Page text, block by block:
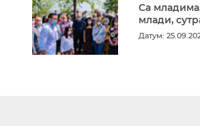
Са
млади,
Датум: